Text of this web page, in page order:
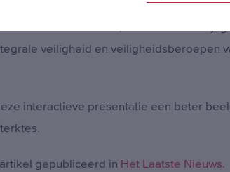
en Patricia Graulus, ons mooie bedrijf
veiligheid en veiligheidsberoepen
interactieve presentatie een beter
gepubliceerd in Het Laatste Nieuws.